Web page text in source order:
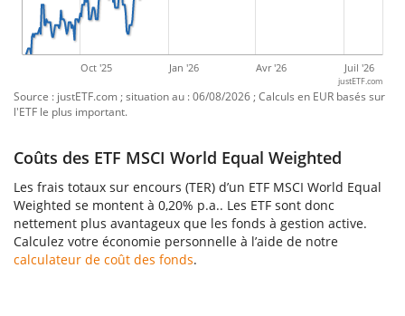
Oct '25 Jan '26 Avr '26 Juil '26
justETF.com
Source : justETF.com ; situation au : 06/08/2026 ; Calculs en EUR basés sur
l'ETF le plus important.
Coûts des ETF MSCI World Equal Weighted
Les frais totaux sur encours (TER) d’un ETF MSCI World Equal
Weighted se montent à 0,20% p.a.. Les ETF sont donc
nettement plus avantageux que les fonds à gestion active.
Calculez votre économie personnelle à l’aide de notre
calculateur de coût des fonds.